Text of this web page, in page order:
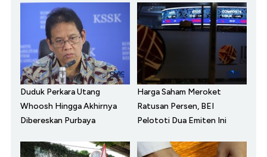
Duduk Perkara Utang
Whoosh Hingga Akhirnya
Dibereskan Purbaya
Harga Saham Meroket
Ratusan Persen, BEI
Pelototi Dua Emiten Ini